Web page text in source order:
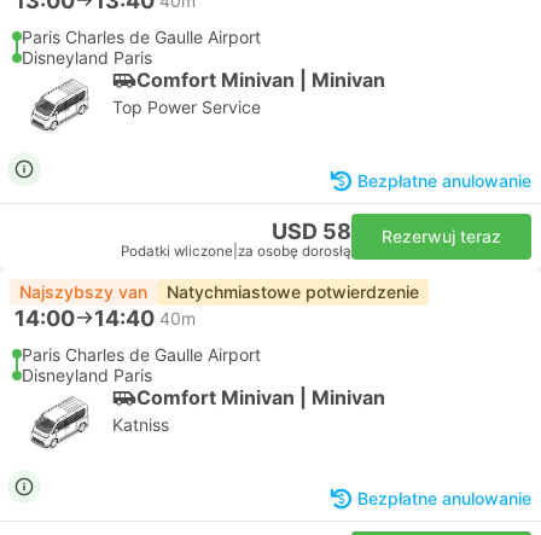
Paris Charles de Gaulle Airport
Disneyland Paris
Comfort Minivan | Minivan
Top Power Service
Bezpłatne anulowanie
USD 58
Podatki wliczone za osobę dorosłą
Rezerwuj teraz
Najszybszy van Natychmiastowe potwierdzenie
14:00 14:40 40m
Paris Charles de Gaulle Airport
Disneyland Paris
Comfort Minivan | Minivan
Katniss
Bezpłatne anulowanie